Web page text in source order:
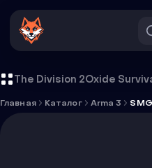
The Division 2
Главная Каталог Arma 3